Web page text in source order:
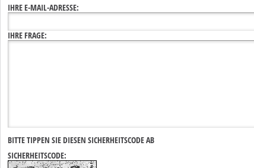
IHRE E-MAIL-ADRESSE:
IHRE FRAGE:
BITTE TIPPEN SIE DIESEN SICHERHEITSCODE AB
SICHERHEITSCODE: